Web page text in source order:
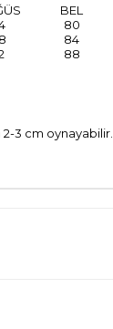
BEL
80
84
88
3 cm oynayabilir.